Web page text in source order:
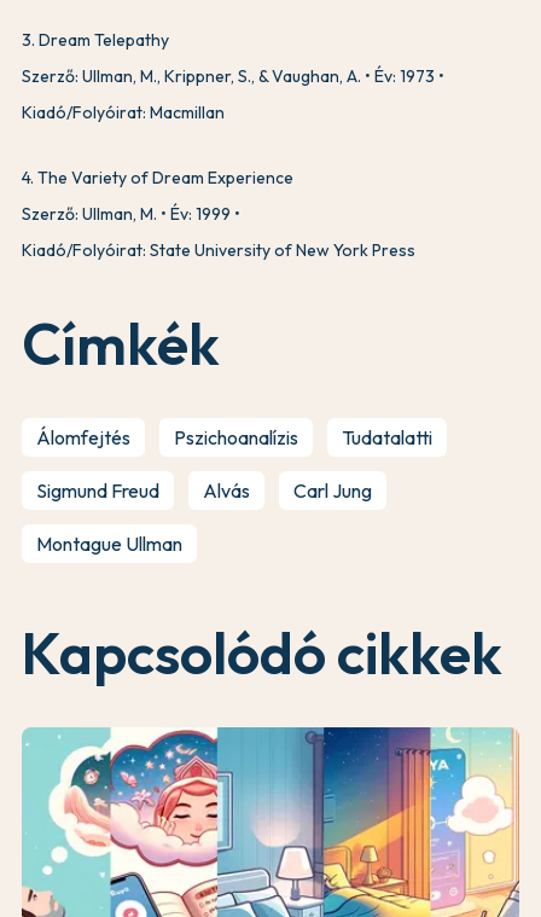
3. Dream Telepathy
Szerző: Ullman, M., Krippner, S., & Vaughan, A.
Év: 1973
Kiadó/Folyóirat: Macmillan
4. The Variety of Dream Experience
Szerző: Ullman, M.
Év: 1999
Kiadó/Folyóirat: State University of New York Press
Címkék
Álomfejtés Pszichoanalízis Tudatalatti
Sigmund Freud Alvás Carl Jung
Montague Ullman
Kapcsolódó cikkek